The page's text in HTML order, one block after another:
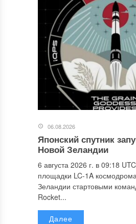
06.08.2026
Японский спутник
Новой Зеландии
6 августа 2026 г. в 09:18
площадки LC-1A
Зеландии стартовыми
Rocket...
Далее